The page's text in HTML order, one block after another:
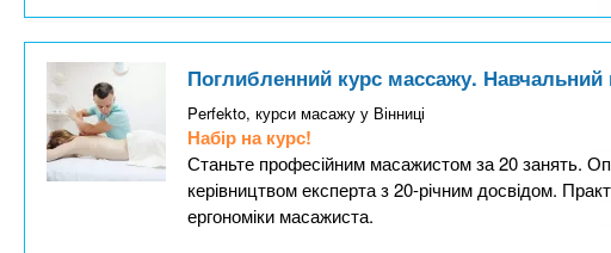
Поглибленний курс массажу. Навчальний
Perfekto, курси масажу у Вінниці
Набір на курс!
Станьте професійним масажистом за 20 занять.
керівництвом експерта з 20-річним досвідом.
ергономіки масажиста.